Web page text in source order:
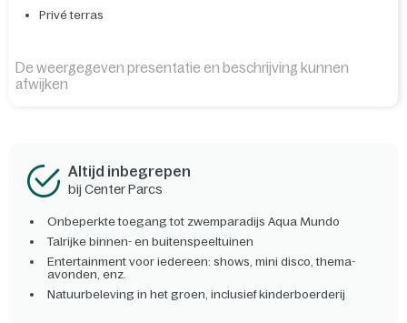
Privé terras
De weergegeven presentatie en beschrijving kunnen
afwijken
Altijd inbegrepen
bij Center Parcs
Onbeperkte toegang tot zwemparadijs Aqua Mundo
Talrijke binnen- en buitenspeeltuinen
Entertainment voor iedereen: shows, mini disco, thema-
avonden, enz.
Natuurbeleving in het groen, inclusief kinderboerderij